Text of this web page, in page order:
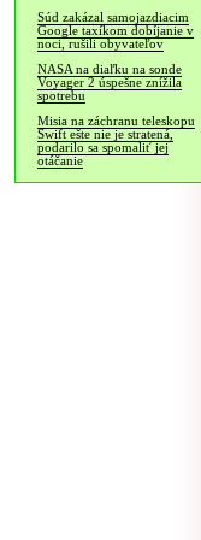
Súd zakázal samojazdiacim
Google taxíkom dobíjanie v
noci, rušili obyvateľov
NASA na diaľku na sonde
Voyager 2 úspešne znížila
spotrebu
Misia na záchranu teleskopu
Swift ešte nie je stratená,
podarilo sa spomaliť jej
otáčanie